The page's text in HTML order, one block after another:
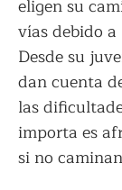
eligen su
vías debido
Desde su
dan cuenta
las
importa es
si no